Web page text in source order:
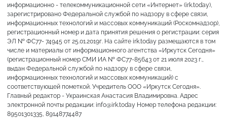
информационно - телекоммуникационной сети «Интернет» (irk.today),
зарегистрировано Федеральной службой по надзору в сфере связи,
информационных технологий и массовых коммуникаций (Роскомнадзор),
регистрационный номер и дата принятия решения о регистрации: серия
ЭЛ № ФС77- 74945 от 25.01.2019г. На сайте irk.today размещаются в том
числе и материалы от информационного агентства «Иркутск Сегодня»
(регистрационный номер СМИ ИА № ФС77-85643 от 21 июля 2023 г.,
выдан Федеральной службой по надзору в сфере связи,
информационных технологий и массовых коммуникаций) с
соответствующей пометкой. Учредитель ООО «Иркутск Сегодня».
Главный редактор - Украинская Анастасия Владимировна. Адрес
электронной почты редакции: info@irk.today Номер телефона редакции:
89501301335, 89148774487